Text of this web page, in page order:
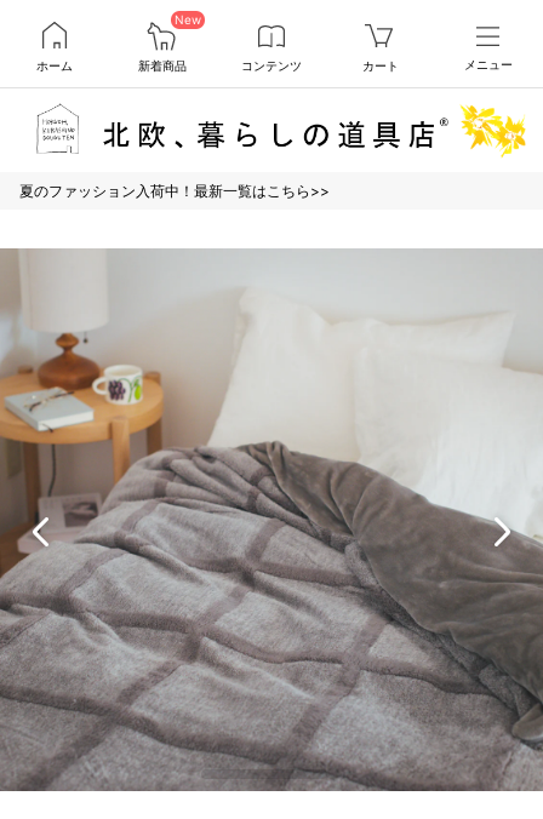
ホーム
New
新着商品 コンテンツ カート メニュー
夏のファッション入荷中！最新一覧はこちら>>